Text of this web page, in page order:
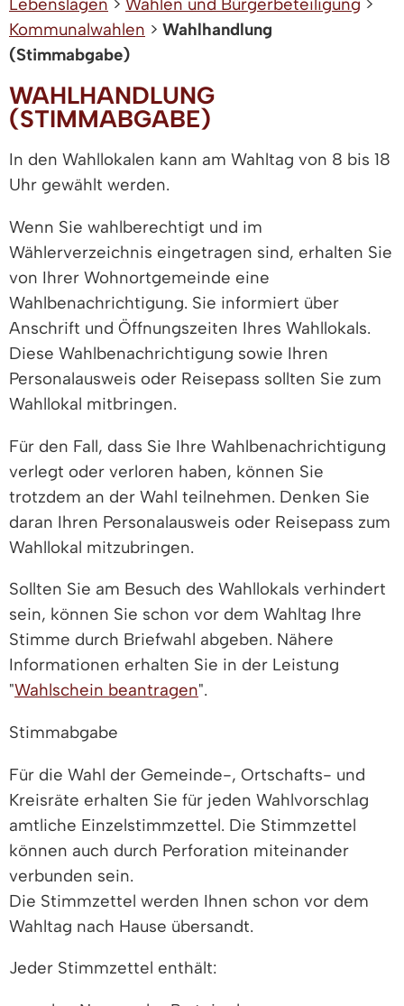
Kommunalwahlen > Wahlhandlung
(Stimmabgabe)
WAHLHANDLUNG
(STIMMABGABE)
In den Wahllokalen kann am Wahltag von 8 bis 18
Uhr gewählt werden.
Wenn Sie wahlberechtigt und im
Wählerverzeichnis eingetragen sind, erhalten Sie
von Ihrer Wohnortgemeinde eine
Wahlbenachrichtigung. Sie informiert über
Anschrift und Öffnungszeiten Ihres Wahllokals.
Diese Wahlbenachrichtigung sowie Ihren
Personalausweis oder Reisepass sollten Sie zum
Wahllokal mitbringen.
Für den Fall, dass Sie Ihre Wahlbenachrichtigung
verlegt oder verloren haben, können Sie
trotzdem an der Wahl teilnehmen. Denken Sie
daran Ihren Personalausweis oder Reisepass zum
Wahllokal mitzubringen.
Sollten Sie am Besuch des Wahllokals verhindert
sein, können Sie schon vor dem Wahltag Ihre
Stimme durch Briefwahl abgeben. Nähere
Informationen erhalten Sie in der Leistung
"Wahlschein beantragen".
Stimmabgabe
Für die Wahl der Gemeinde-, Ortschafts- und
Kreisräte erhalten Sie für jeden Wahlvorschlag
amtliche Einzelstimmzettel. Die Stimmzettel
können auch durch Perforation miteinander
verbunden sein.
Die Stimmzettel werden Ihnen schon vor dem
Wahltag nach Hause übersandt.
Jeder Stimmzettel enthält: